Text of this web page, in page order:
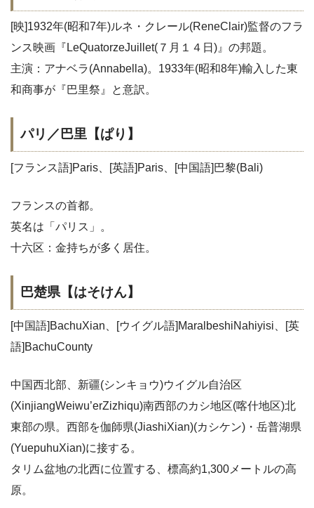
[映]1932年(昭和7年)ルネ・クレール(ReneClair)監督のフラ
ンス映画『LeQuatorzeJuillet(７月１４日)』の邦題。
主演：アナベラ(Annabella)。1933年(昭和8年)輸入した東
和商事が『巴里祭』と意訳。
パリ／巴里【ぱり】
[フランス語]Paris、[英語]Paris、[中国語]巴黎(Bali)
フランスの首都。
英名は「パリス」。
十六区：金持ちが多く居住。
巴楚県【はそけん】
[中国語]BachuXian、[ウイグル語]MaralbeshiNahiyisi、[英
語]BachuCounty
中国西北部、新疆(シンキョウ)ウイグル自治区
(XinjiangWeiwu’erZizhiqu)南西部のカシ地区(喀什地区)北
東部の県。西部を伽師県(JiashiXian)(カシケン)・岳普湖県
(YuepuhuXian)に接する。
タリム盆地の北西に位置する、標高約1,300メートルの高
原。